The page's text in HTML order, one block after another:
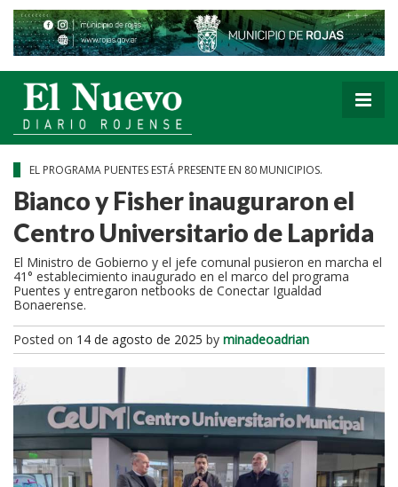
EL PROGRAMA PUENTES ESTÁ PRESENTE EN 80 MUNICIPIOS.
Bianco y Fisher inauguraron el
Centro Universitario de Laprida
El Ministro de Gobierno y el jefe comunal pusieron en marcha el
41° establecimiento inaugurado en el marco del programa
Puentes y entregaron netbooks de Conectar Igualdad
Bonaerense.
Posted on 14 de agosto de 2025 by minadeoadrian